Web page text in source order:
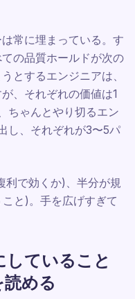
常に埋まっている。す
の品質ホールドが次の
とするエンジニアは、
、それぞれの価値は1
ちゃんとやり切るエン
し、それぞれが3〜5パ
利で効くか)、半分が規
と)。手を広げすぎて
していること
める